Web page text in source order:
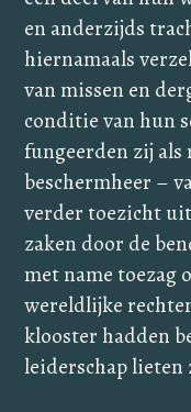
en anderzijds
hiernamaals
van missen en
conditie van hun
fungeerden zij als
beschermheer –
verder toezicht
zaken door de
met name toezag
wereldlijke
klooster hadden
leiderschap